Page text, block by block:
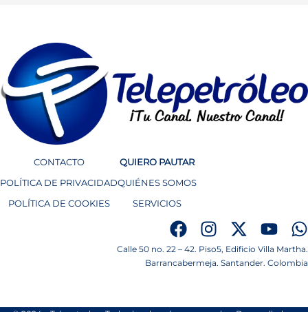
CONTACTO
POLÍTICA DE PRIVACIDAD
POLÍTICA DE COOKIES
QUIERO PAUTAR
QUIÉNES SOMOS
SERVICIOS
Calle 50 no. 22 – 42. Piso5, Edificio Villa Martha.
Barrancabermeja. Santander. Colombia